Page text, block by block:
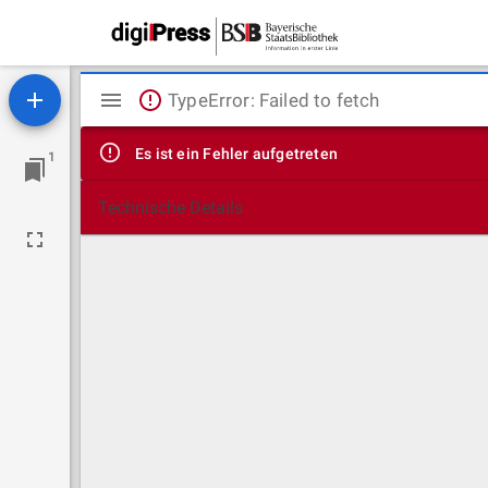
1
Mirador
Viewer
TypeError: Failed to fetch
Es ist ein Fehler aufgetreten
Technische Details